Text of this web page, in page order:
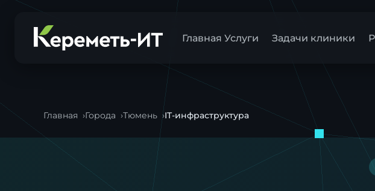
Главная Услуги Задачи клиники
Главная Города Тюмень IT-инфраструктура